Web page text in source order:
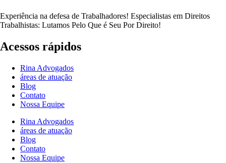
Experiência na defesa de Trabalhadores! Especialistas em Direitos
Trabalhistas: Lutamos Pelo Que é Seu Por Direito!
Acessos rápidos
Rina Advogados
áreas de atuação
Blog
Contato
Nossa Equipe
Rina Advogados
áreas de atuação
Blog
Contato
Nossa Equipe